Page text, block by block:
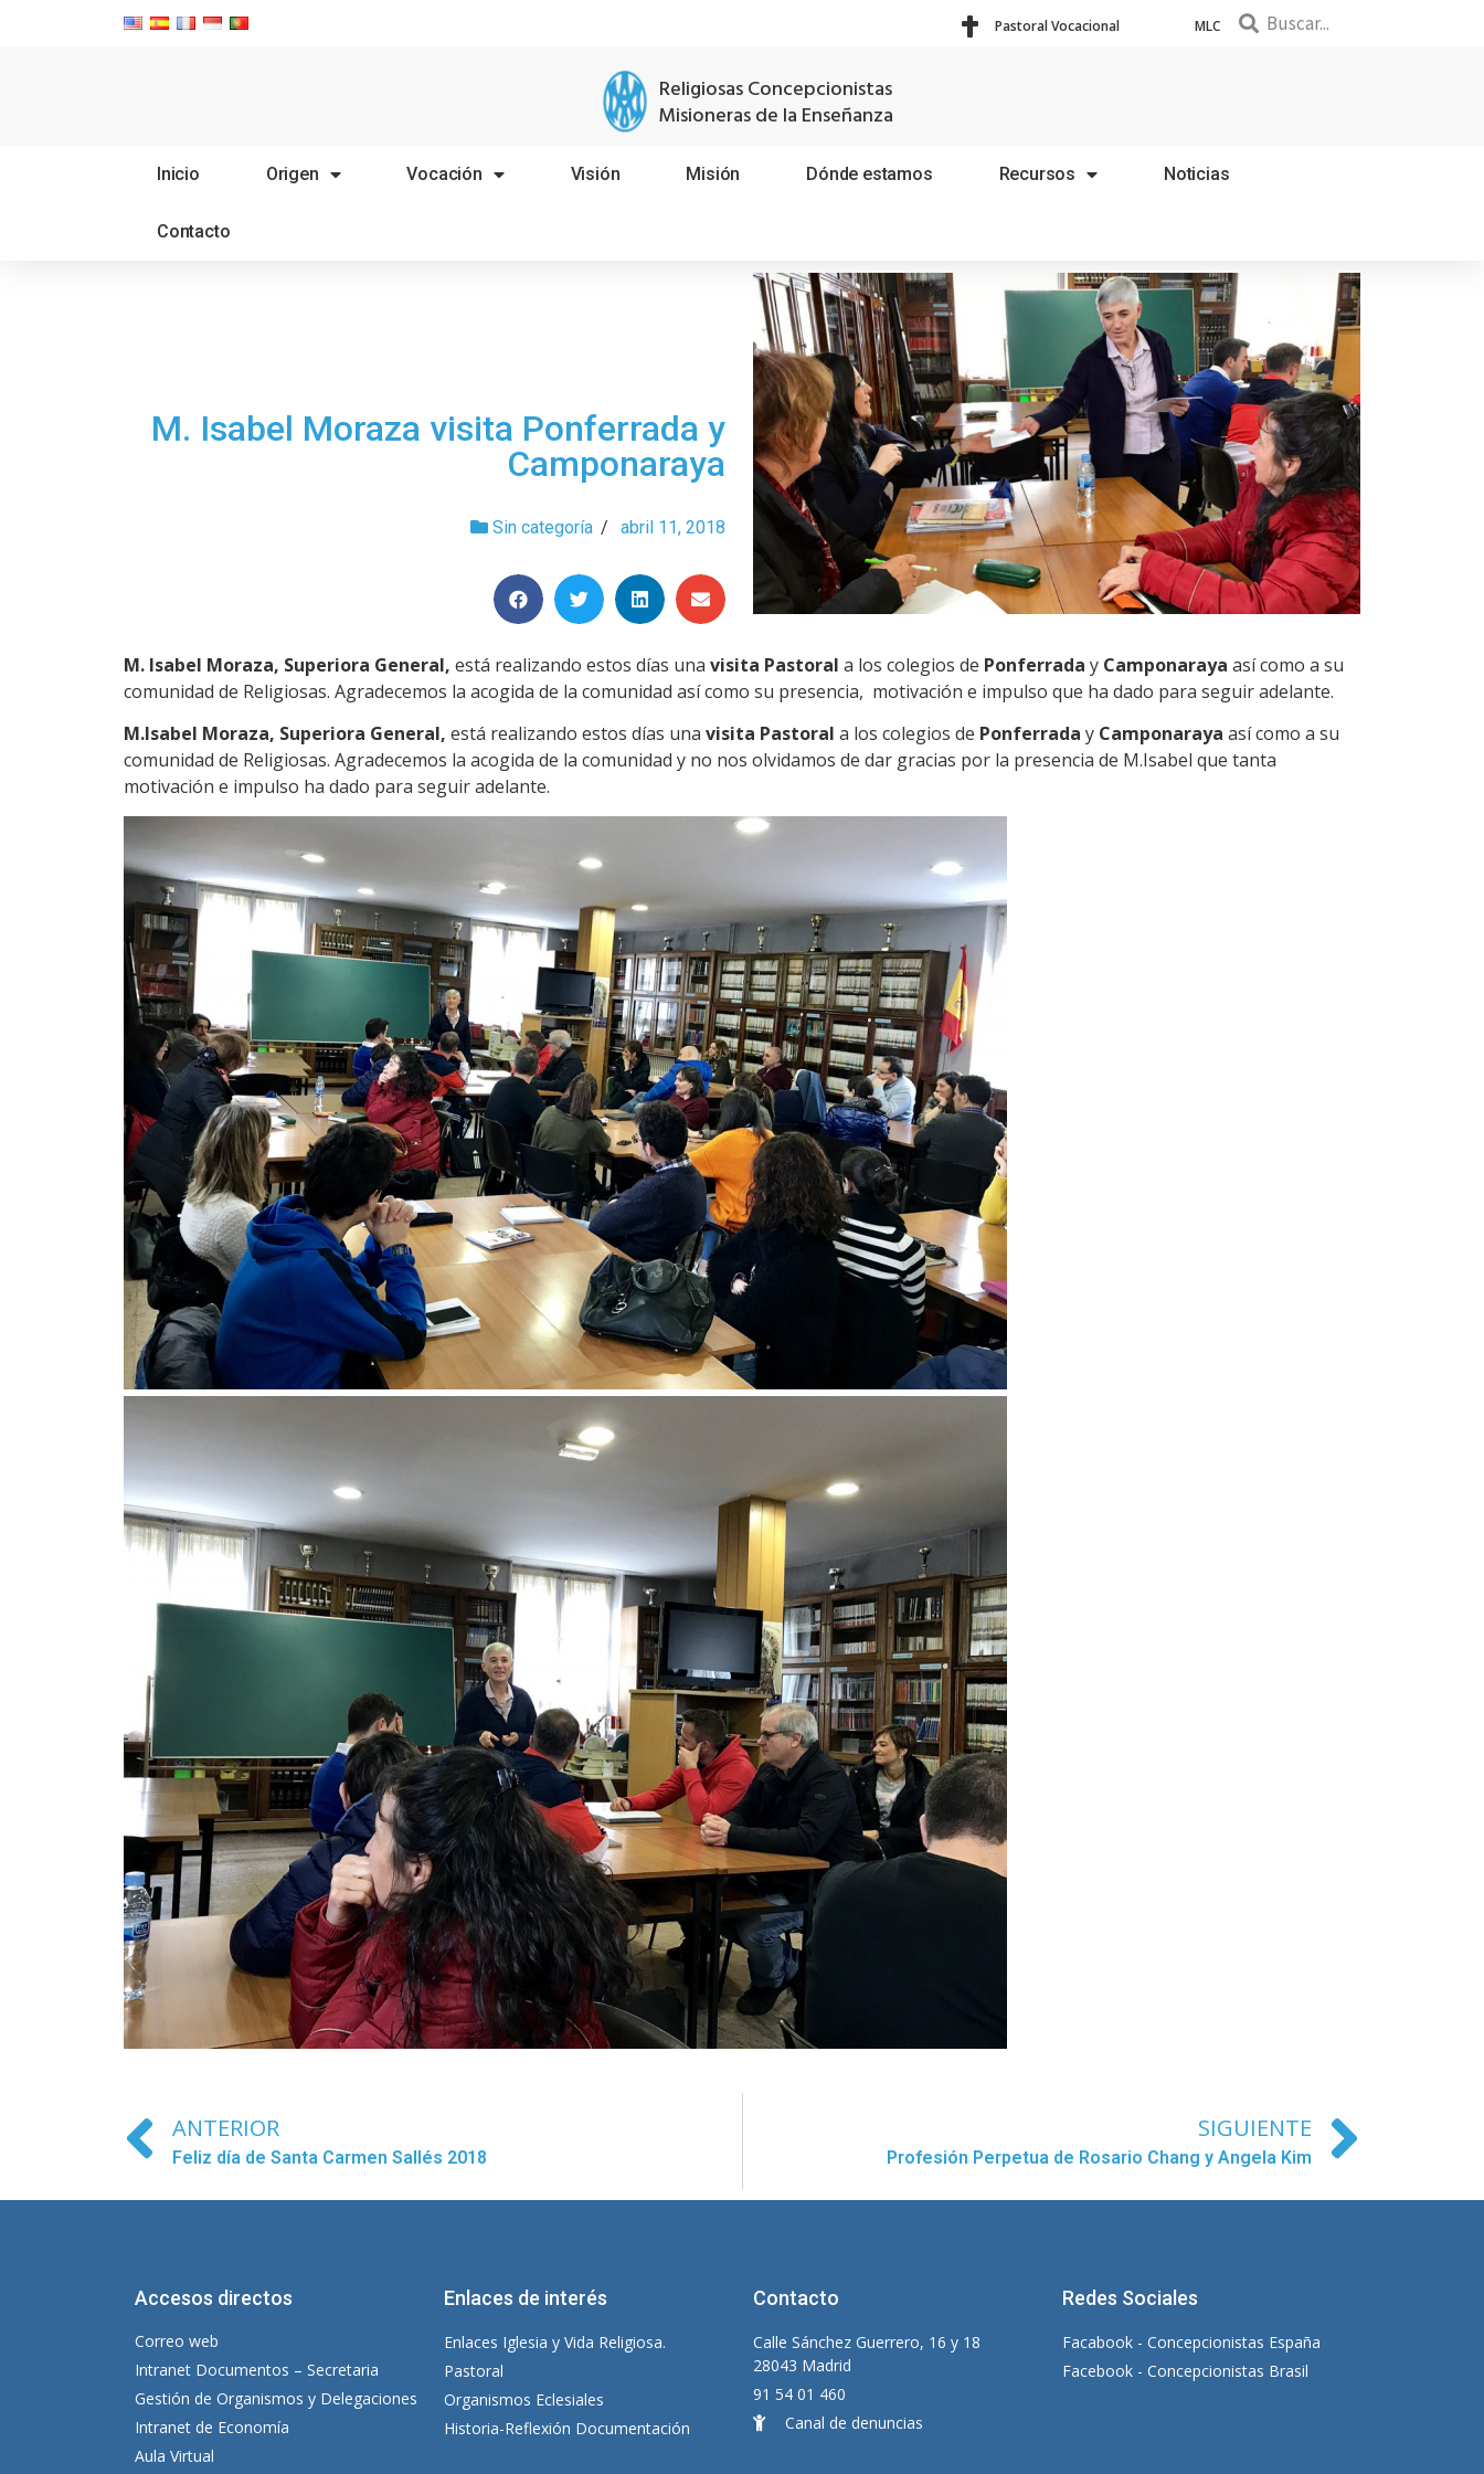
Pastoral Vocacional MLC
Religiosas Concepcionistas
Misioneras de la Enseñanza
Inicio Origen Vocación Visión Misión Dónde estamos Recursos Noticias
Contacto
M. Isabel Moraza visita Ponferrada y
Camponaraya
Sin categoría / abril 11, 2018
M. Isabel Moraza, Superiora General, está realizando estos días una visita Pastoral a los colegios de Ponferrada y Camponaraya así como a su
comunidad de Religiosas. Agradecemos la acogida de la comunidad así como su presencia, motivación e impulso que ha dado para seguir adelante.
M.Isabel Moraza, Superiora General, está realizando estos días una visita Pastoral a los colegios de Ponferrada y Camponaraya así como a su
comunidad de Religiosas. Agradecemos la acogida de la comunidad y no nos olvidamos de dar gracias por la presencia de M.Isabel que tanta
motivación e impulso ha dado para seguir adelante.
ANTERIOR
Feliz día de Santa Carmen Sallés 2018
SIGUIENTE
Profesión Perpetua de Rosario Chang y Angela Kim
Accesos directos
Correo web
Intranet Documentos – Secretaria
Gestión de Organismos y Delegaciones
Intranet de Economía
Aula Virtual
Enlaces de interés
Enlaces Iglesia y Vida Religiosa.
Pastoral
Organismos Eclesiales
Historia-Reflexión Documentación
Contacto
Calle Sánchez Guerrero, 16 y 18
28043 Madrid
91 54 01 460
Canal de denuncias
Redes Sociales
Facabook - Concepcionistas España
Facebook - Concepcionistas Brasil